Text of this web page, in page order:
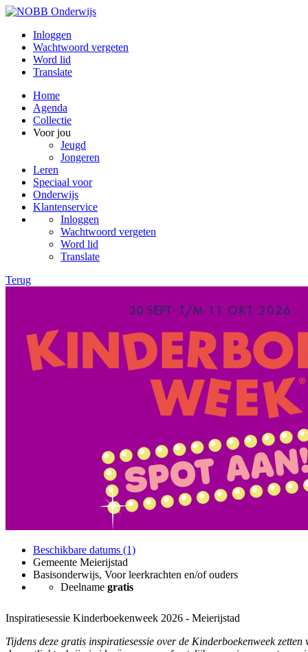
Inloggen
Wachtwoord vergeten
Word lid
Translate
Home
Agenda
Collectie
Voor jou
Jeugd
Jongeren
Leren
Speciaal voor
Onderwijs
Klantenservice
Inloggen
Wachtwoord vergeten
Word lid
Translate
Terug
Beschikbare datums (1)
Gemeente Meierijstad
Basisonderwijs, Voor leerkrachten en/of ouders
Deelname gratis
Inspiratiesessie Kinderboekenweek 2026 - Meierijstad
Tijdens deze gratis inspiratiesessie over de Kinderboekenweek